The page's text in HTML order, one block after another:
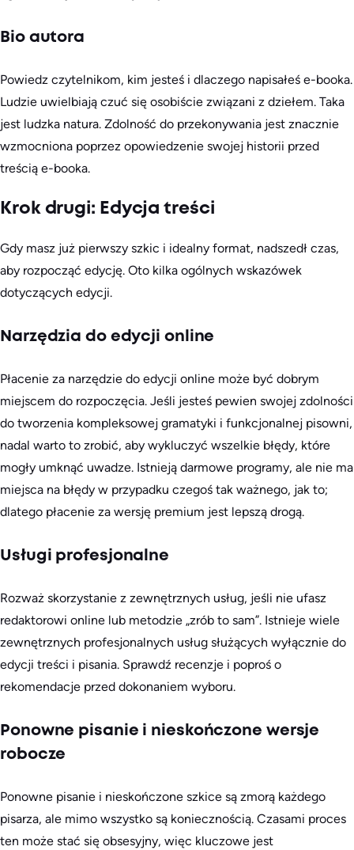
Bio autora
Powiedz czytelnikom, kim jesteś i dlaczego napisałeś e-booka.
Ludzie uwielbiają czuć się osobiście związani z dziełem. Taka
jest ludzka natura. Zdolność do przekonywania jest znacznie
wzmocniona poprzez opowiedzenie swojej historii przed
treścią e-booka.
Krok drugi: Edycja treści
Gdy masz już pierwszy szkic i idealny format, nadszedł czas,
aby rozpocząć edycję. Oto kilka ogólnych wskazówek
dotyczących edycji.
Narzędzia do edycji online
Płacenie za narzędzie do edycji online może być dobrym
miejscem do rozpoczęcia. Jeśli jesteś pewien swojej zdolności
do tworzenia kompleksowej gramatyki i funkcjonalnej pisowni,
nadal warto to zrobić, aby wykluczyć wszelkie błędy, które
mogły umknąć uwadze. Istnieją darmowe programy, ale nie ma
miejsca na błędy w przypadku czegoś tak ważnego, jak to;
dlatego płacenie za wersję premium jest lepszą drogą.
Usługi profesjonalne
Rozważ skorzystanie z zewnętrznych usług, jeśli nie ufasz
redaktorowi online lub metodzie „zrób to sam”. Istnieje wiele
zewnętrznych profesjonalnych usług służących wyłącznie do
edycji treści i pisania. Sprawdź recenzje i poproś o
rekomendacje przed dokonaniem wyboru.
Ponowne pisanie i nieskończone wersje
robocze
Ponowne pisanie i nieskończone szkice są zmorą każdego
pisarza, ale mimo wszystko są koniecznością. Czasami proces
ten może stać się obsesyjny, więc kluczowe jest